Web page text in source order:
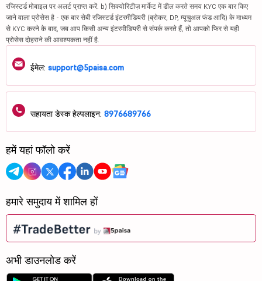
रजिस्टर्ड मोबाइल पर अलर्ट प्राप्त करें. b) सिक्योरिटीज़ मार्केट में डील करते समय KYC एक बार किए
जाने वाला प्रोसेस है - एक बार सेबी रजिस्टर्ड इंटरमीडियरी (ब्रोकर, DP, म्यूचुअल फंड आदि) के माध्यम
से KYC करने के बाद, जब आप किसी अन्य इंटरमीडियरी से संपर्क करते हैं, तो आपको फिर से यही
प्रोसेस दोहराने की आवश्यकता नहीं है.
ईमेल: support@5paisa.com
सहायता डेस्क हेल्पलाइन: 8976689766
हमें यहां फॉलो करें
हमारे समुदाय में शामिल हों
अभी डाउनलोड करें